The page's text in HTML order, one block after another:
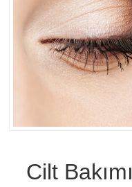
Cilt Bakımı